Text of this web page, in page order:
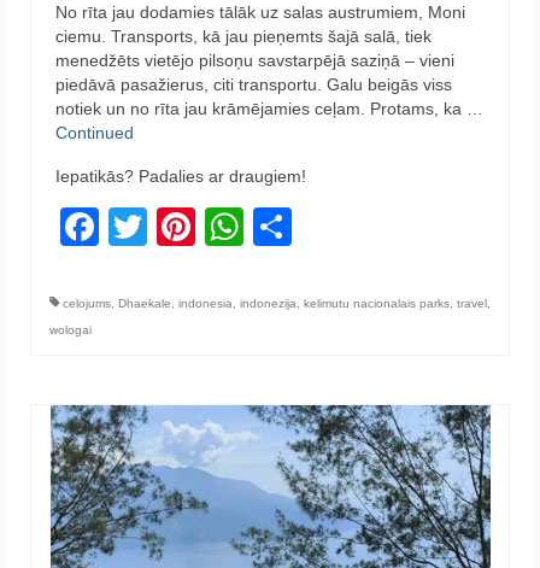
No rīta jau dodamies tālāk uz salas austrumiem, Moni
ciemu. Transports, kā jau pieņemts šajā salā, tiek
menedžēts vietējo pilsoņu savstarpējā saziņā – vieni
piedāvā pasažierus, citi transportu. Galu beigās viss
notiek un no rīta jau krāmējamies ceļam. Protams, ka …
Continued
Iepatikās? Padalies ar draugiem!
Facebook
TwitterPinterest
WhatsApp
celojums Dhaekale indonesia indonezija kelimutu nacionalais parks travel
wologai